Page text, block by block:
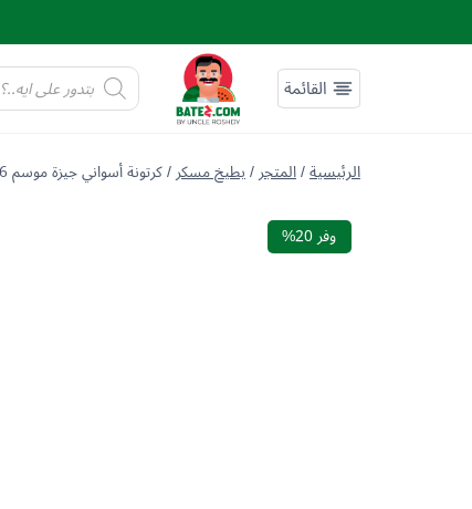
إلى
Products
search
/المتجر/بطيخ مسكر/كرتونة أسواني جيزة موسم 26 (2بطيخة)
وفر 20%